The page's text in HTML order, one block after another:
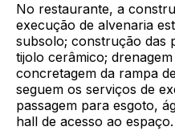
No restaurante, a
execução de alvenaria
subsolo; construção das
tijolo cerâmico;
concretagem da rampa
seguem os serviços de
passagem para esgoto,
hall de acesso ao espaço.